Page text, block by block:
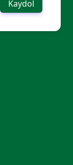
ve
Kaydol